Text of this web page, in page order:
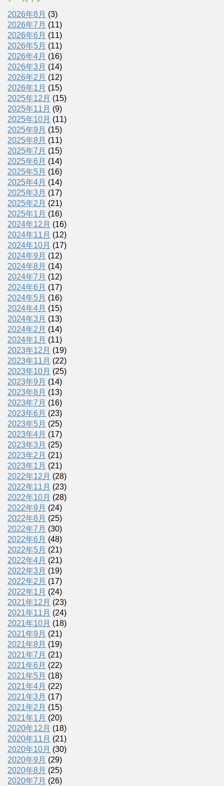
2026年8月 (3)
2026年7月 (11)
2026年6月 (11)
2026年5月 (11)
2026年4月 (16)
2026年3月 (14)
2026年2月 (12)
2026年1月 (15)
2025年12月 (15)
2025年11月 (9)
2025年10月 (11)
2025年9月 (15)
2025年8月 (11)
2025年7月 (15)
2025年6月 (14)
2025年5月 (16)
2025年4月 (14)
2025年3月 (17)
2025年2月 (21)
2025年1月 (16)
2024年12月 (16)
2024年11月 (12)
2024年10月 (17)
2024年9月 (12)
2024年8月 (14)
2024年7月 (12)
2024年6月 (17)
2024年5月 (16)
2024年4月 (15)
2024年3月 (13)
2024年2月 (14)
2024年1月 (11)
2023年12月 (19)
2023年11月 (22)
2023年10月 (25)
2023年9月 (14)
2023年8月 (13)
2023年7月 (16)
2023年6月 (23)
2023年5月 (25)
2023年4月 (17)
2023年3月 (25)
2023年2月 (21)
2023年1月 (21)
2022年12月 (28)
2022年11月 (23)
2022年10月 (28)
2022年9月 (24)
2022年8月 (25)
2022年7月 (30)
2022年6月 (48)
2022年5月 (21)
2022年4月 (21)
2022年3月 (19)
2022年2月 (17)
2022年1月 (24)
2021年12月 (23)
2021年11月 (24)
2021年10月 (18)
2021年9月 (21)
2021年8月 (19)
2021年7月 (21)
2021年6月 (22)
2021年5月 (18)
2021年4月 (22)
2021年3月 (17)
2021年2月 (15)
2021年1月 (20)
2020年12月 (18)
2020年11月 (21)
2020年10月 (30)
2020年9月 (29)
2020年8月 (25)
2020年7月 (26)